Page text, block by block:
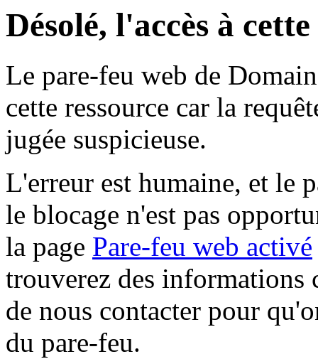
Désolé, l'accès à
Le pare-feu web de
cette ressource car la
jugée suspicieuse.
L'erreur est humaine, et le
le blocage n'est pas
la page Pare-feu web activé
trouverez des informations
de nous contacter pour
du pare-feu.